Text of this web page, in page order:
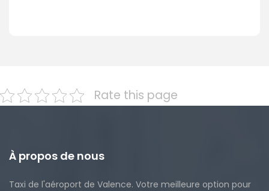
Rate this page
À propos de nous
Taxi de l'aéroport de Valence. Votre meilleure option pour